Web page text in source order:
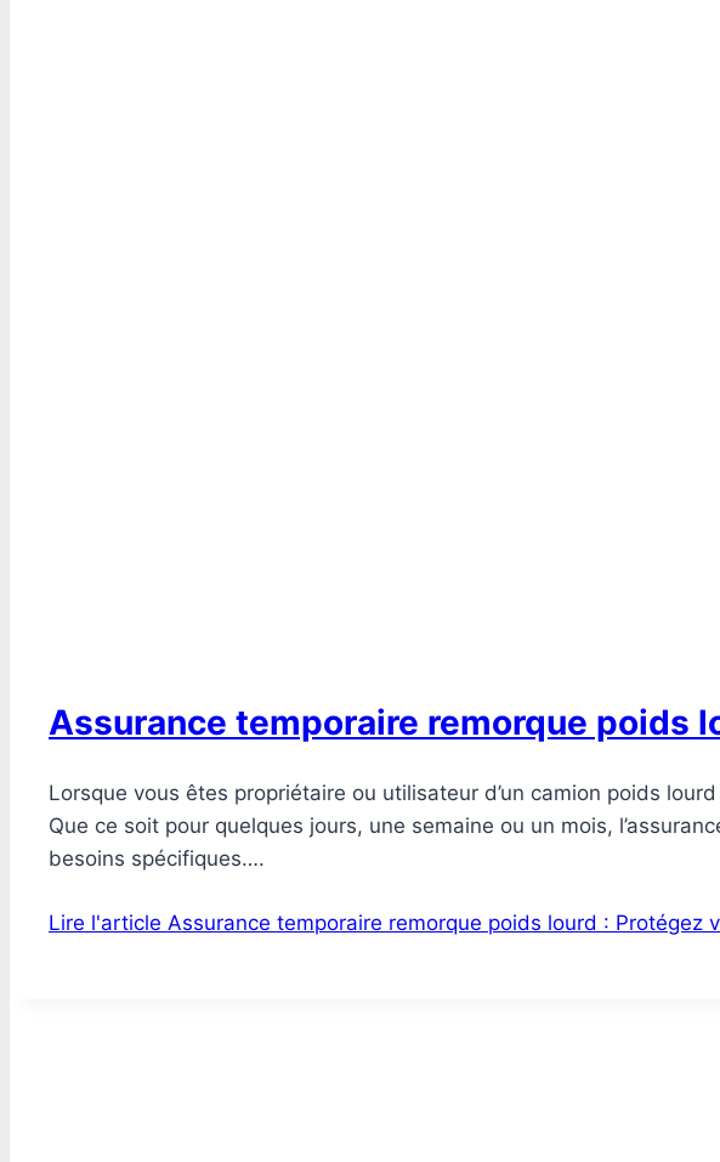
Assurance temporaire remorque poids
Lorsque vous êtes propriétaire ou utilisateur d’un camion poids
Que ce soit pour quelques jours, une semaine ou un mois,
besoins spécifiques….
Lire l'article Assurance temporaire remorque poids lourd : Protégez